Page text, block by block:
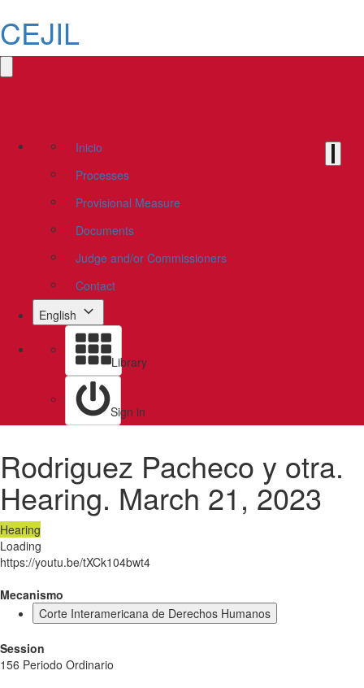
CEJIL
Inicio
Processes
Provisional Measure
Documents
Judge and/or Commissioners
Contact
English
Library
Sign in
Rodriguez Pacheco y otra.
Hearing. March 21, 2023
Hearing
Loading
https://youtu.be/tXCk104bwt4
Mecanismo
Corte Interamericana de Derechos Humanos
Session
156 Periodo Ordinario